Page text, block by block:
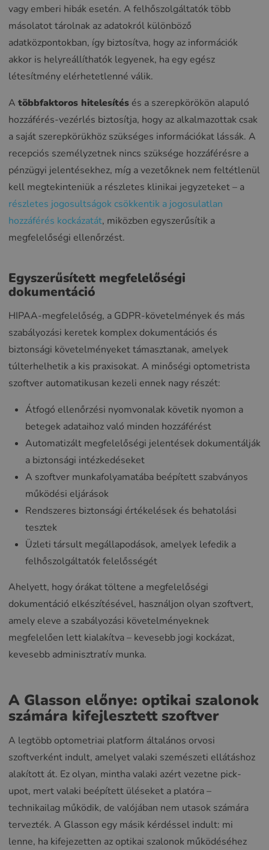
vagy emberi hibák esetén. A felhőszolgáltatók több
másolatot tárolnak az adatokról különböző
adatközpontokban, így biztosítva, hogy az információk
akkor is helyreállíthatók legyenek, ha egy egész
létesítmény elérhetetlenné válik.
A többfaktoros hitelesítés és a szerepkörökön alapuló
hozzáférés-vezérlés biztosítja, hogy az alkalmazottak csak
a saját szerepkörükhöz szükséges információkat lássák. A
recepciós személyzetnek nincs szüksége hozzáférésre a
pénzügyi jelentésekhez, míg a vezetőknek nem feltétlenül
kell megtekinteniük a részletes klinikai jegyzeteket – a
részletes jogosultságok csökkentik a jogosulatlan
hozzáférés kockázatát, miközben egyszerűsítik a
megfelelőségi ellenőrzést.
Egyszerűsített megfelelőségi
dokumentáció
HIPAA-megfelelőség, a GDPR-követelmények és más
szabályozási keretek komplex dokumentációs és
biztonsági követelményeket támasztanak, amelyek
túlterhelhetik a kis praxisokat. A minőségi optometrista
szoftver automatikusan kezeli ennek nagy részét:
Átfogó ellenőrzési nyomvonalak követik nyomon a
betegek adataihoz való minden hozzáférést
Automatizált megfelelőségi jelentések dokumentálják
a biztonsági intézkedéseket
A szoftver munkafolyamatába beépített szabványos
működési eljárások
Rendszeres biztonsági értékelések és behatolási
tesztek
Üzleti társult megállapodások, amelyek lefedik a
felhőszolgáltatók felelősségét
Ahelyett, hogy órákat töltene a megfelelőségi
dokumentáció elkészítésével, használjon olyan szoftvert,
amely eleve a szabályozási követelményeknek
megfelelően lett kialakítva – kevesebb jogi kockázat,
kevesebb adminisztratív munka.
A Glasson előnye: optikai szalonok
számára kifejlesztett szoftver
A legtöbb optometriai platform általános orvosi
szoftverként indult, amelyet valaki szemészeti ellátáshoz
alakított át. Ez olyan, mintha valaki azért vezetne pick-
upot, mert valaki beépített üléseket a platóra –
technikailag működik, de valójában nem utasok számára
tervezték. A Glasson egy másik kérdéssel indult: mi
lenne, ha kifejezetten az optikai szalonok működéséhez